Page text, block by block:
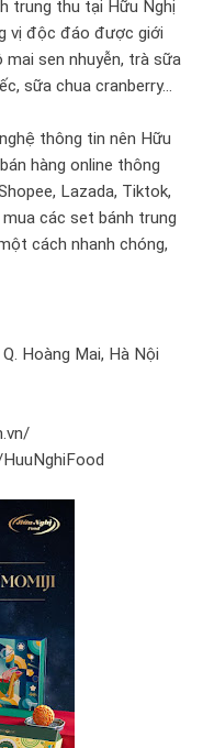
trung thu tại Hữu Nghị
vị độc đáo được giới
mai sen nhuyễn, trà sữa
sữa chua cranberry...
thông tin nên Hữu
hàng online thông
Lazada, Tiktok,
các set bánh trung
cách nhanh chóng,
Hoàng Mai, Hà Nội